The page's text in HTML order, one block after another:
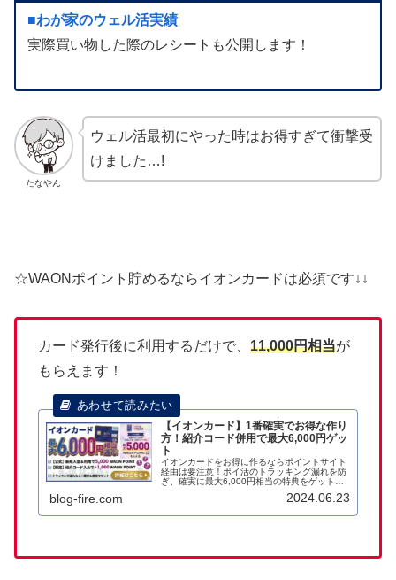
■わが家のウェル活実績
実際買い物した際のレシートも公開します！
たなやん
ウェル活最初にやった時はお得すぎて衝撃受
けました…!
☆WAONポイント貯めるならイオンカードは必須です↓↓
カード発行後に利用するだけで、 11,000円相当が
もらえます！
【イオンカード】1番確実でお得な作り
方！紹介コード併用で最大6,000円ゲッ
ト
イオンカードをお得に作るならポイントサイト
経由は要注意！ポイ活のトラッキング漏れを防
ぎ、確実に最大6,000円相当の特典をゲットす
底解説。失敗しないカードの選び方や家計改善
blog-fire.com 2024.06.23